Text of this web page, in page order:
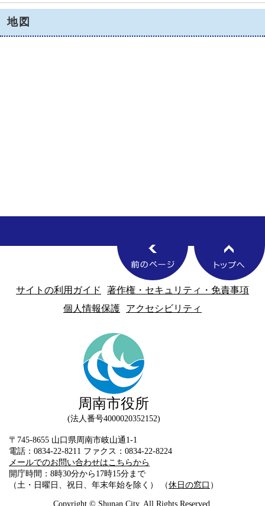
地図
サイトの利用ガイド
著作権・セキュリティ・免責事項
個人情報保護
アクセシビリティ
周南市役所
法人番号4000020352152
〒745-8655 山口県周南市岐山通1-1
電話：0834-22-8211 ファクス：0834-22-8224
メールでのお問い合わせはこちらから
開庁時間：8時30分から17時15分まで
（土・日曜日、祝日、年末年始を除く） （休日の窓口 ）
Copyright © Shunan City. All Rights Reserved.